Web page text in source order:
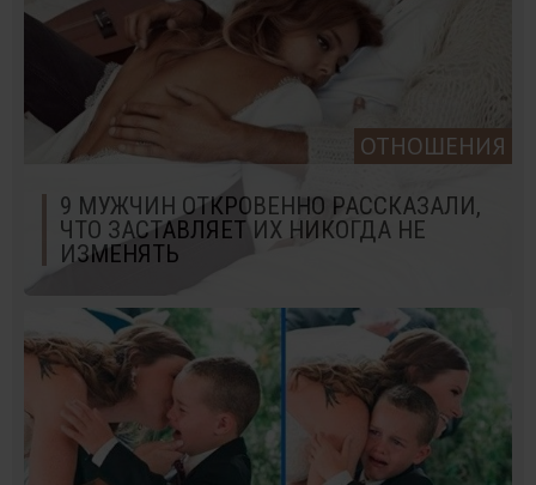
ОТНОШЕНИЯ
9 МУЖЧИН ОТКРОВЕННО РАССКАЗАЛИ,
ЧТО ЗАСТАВЛЯЕТ ИХ НИКОГДА НЕ
ИЗМЕНЯТЬ